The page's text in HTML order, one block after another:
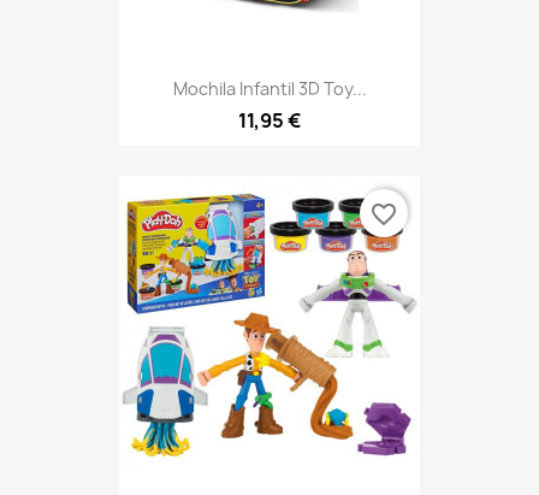
Mochila Infantil 3D Toy...
11,95 €
favorite_border